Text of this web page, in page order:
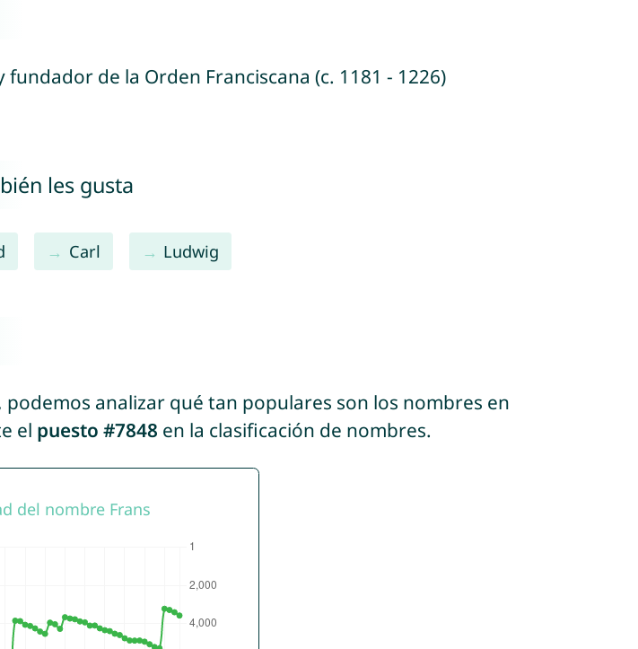
de la Orden Franciscana (c. 1181 - 1226)
les gusta
Carl Ludwig
podemos analizar qué tan populares son los nombres en
el puesto #7848 en la clasificación de nombres.